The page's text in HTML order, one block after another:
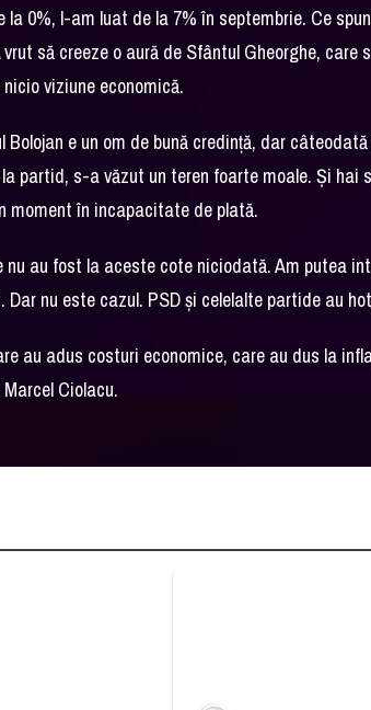
0%, l-am luat de la 7% în septembrie. Ce
să creeze o aură de Sfântul Gheorghe,
viziune economică.
Bolojan e un om de bună credinţă, dar
partid, s-a văzut un teren foarte moale. Şi
moment în incapacitate de plată.
nu au fost la aceste cote niciodată. Am putea
Dar nu este cazul. PSD şi celelalte partide au
au adus costuri economice, care au dus la
Ciolacu.